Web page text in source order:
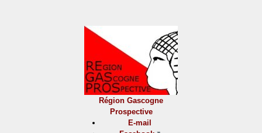
Région Gascogne
Prospective
E-mail